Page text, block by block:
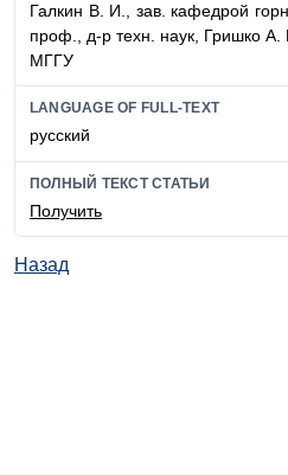
Галкин В. И., зав. кафедрой
проф., д-р техн. наук, Гришко А.
МГГУ
LANGUAGE OF FULL-TEXT
русский
ПОЛНЫЙ ТЕКСТ СТАТЬИ
Получить
Назад